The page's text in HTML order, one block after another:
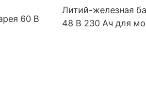
60 В
Литий-железная
48 В 230 Ач для